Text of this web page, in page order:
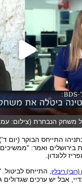
משחק הנבחרת (צילום:
התייחס הבוקר (יום
בירושלים ואמר:
ללונדון.
(רובי) ריבלין
, התייחס
אבל יש ערכים